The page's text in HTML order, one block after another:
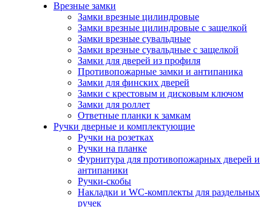
Врезные замки
Замки врезные цилиндровые
Замки врезные цилиндровые с защелкой
Замки врезные сувальдные
Замки врезные сувальдные с защелкой
Замки для дверей из профиля
Противопожарные замки и антипаника
Замки для финских дверей
Замки с крестовым и дисковым ключом
Замки для роллет
Ответные планки к замкам
Ручки дверные и комплектующие
Ручки на розетках
Ручки на планке
Фурнитура для противопожарных дверей и
антипаники
Ручки-скобы
Накладки и WC-комплекты для раздельных
ручек